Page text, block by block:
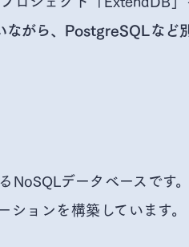
がら、PostgreSQLなど
NoSQLデータベースです
ションを構築しています